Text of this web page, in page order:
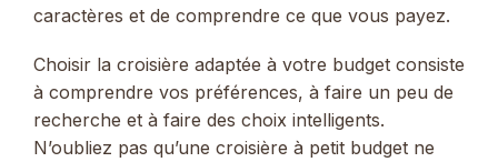
caractères et de comprendre ce que vous payez.
Choisir la croisière adaptée à votre budget consiste
à comprendre vos préférences, à faire un peu de
recherche et à faire des choix intelligents.
N’oubliez pas qu’une croisière à petit budget ne